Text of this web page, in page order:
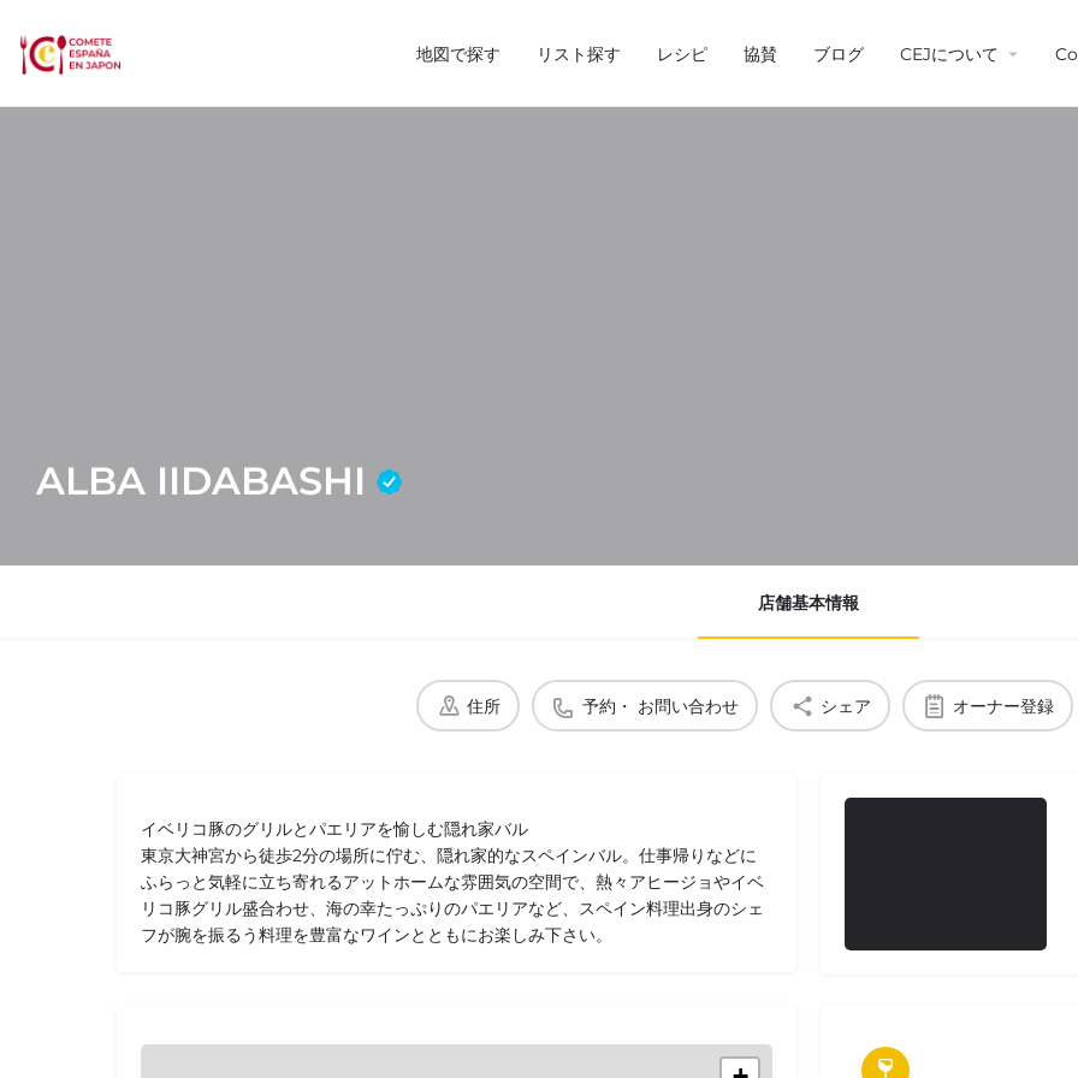
地図で探す リスト探す レシピ 協賛 ブログ CEJについて
ALBA IIDABASHI
店舗基本情報
住所 予約・ お問い合わせ シェア オーナー登録
イベリコ豚のグリルとパエリアを愉しむ隠れ家バル
東京大神宮から徒歩2分の場所に佇む、隠れ家的なスペインバル。仕事帰りなどに
ふらっと気軽に立ち寄れるアットホームな雰囲気の空間で、熱々アヒージョやイベ
リコ豚グリル盛合わせ、海の幸たっぷりのパエリアなど、スペイン料理出身のシェ
フが腕を振るう料理を豊富なワインとともにお楽しみ下さい。